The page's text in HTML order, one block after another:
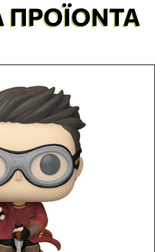
ΠΡΟΪΌΝΤΑ